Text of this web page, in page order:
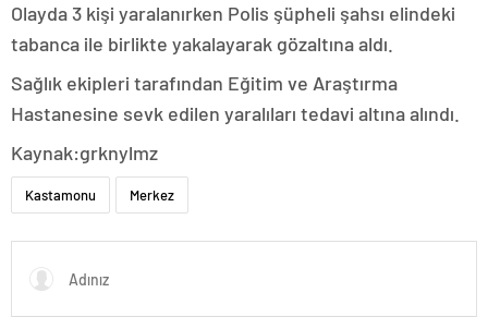
Olayda 3 kişi yaralanırken Polis şüpheli şahsı elindeki
tabanca ile birlikte yakalayarak gözaltına aldı.
Sağlık ekipleri tarafından Eğitim ve Araştırma
Hastanesine sevk edilen yaralıları tedavi altına alındı.
Kaynak:grknylmz
Kastamonu Merkez